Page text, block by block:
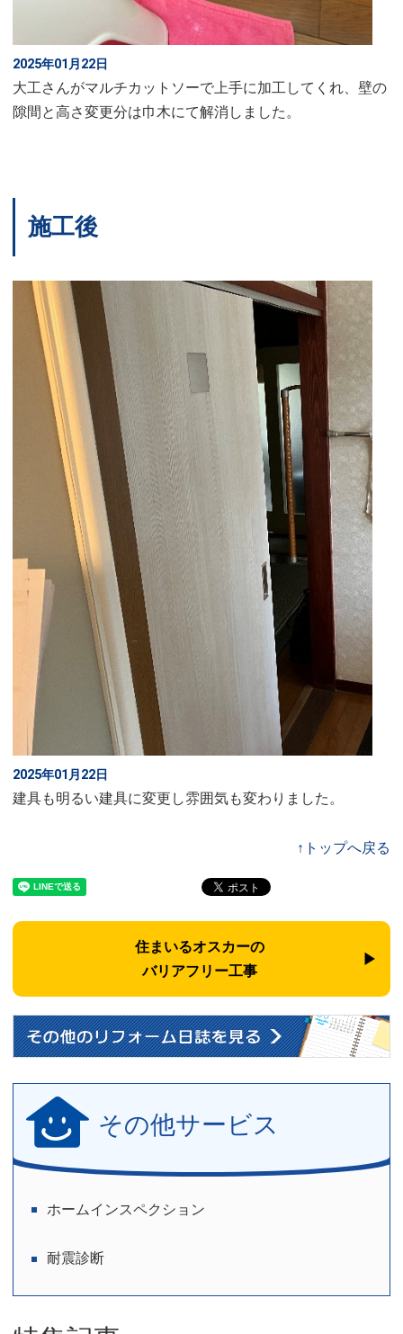
2025年01月22日
大工さんがマルチカットソーで上手に加工してくれ、壁の
隙間と高さ変更分は巾木にて解消しました。
施工後
2025年01月22日
建具も明るい建具に変更し雰囲気も変わりました。
↑トップへ戻る
住まいるオスカーの
バリアフリー工事
その他サービス
ホームインスペクション
耐震診断